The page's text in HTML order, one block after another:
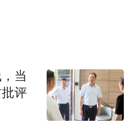
自己：我的成果给谁
装进审判指引、司法
裁判尺度、立法和司
当
评